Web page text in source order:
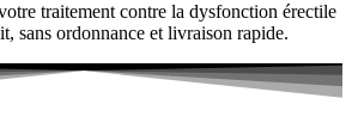
traitement contre la dysfonction érectile
sans ordonnance et livraison rapide.